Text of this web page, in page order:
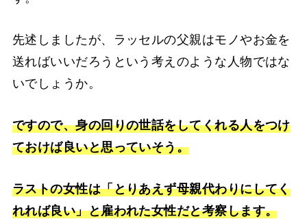
先述しましたが、ラッセルの父親はモノやお金を
送ればいいだろうという考えのような人物ではな
いでしょうか。
ですので、身の回りの世話をしてくれる人をつけ
ておけば良いと思っていそう。
ラストの女性は「とりあえず母親代わりにしてく
れれば良い」と雇われた女性だと考察します。